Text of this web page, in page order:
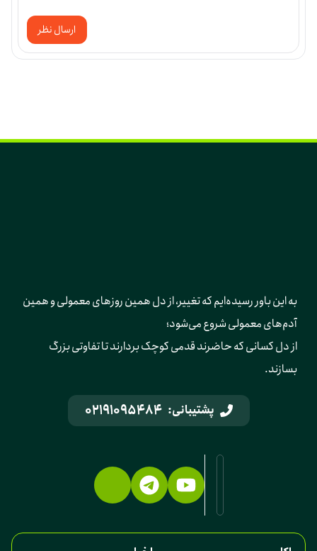
ارسال نظر
به این باور رسیده‌ایم که تغییر، از دل همین روزهای معمولی و همین
آدم‌های معمولی شروع می‌شود؛
از دل کسانی که حاضرند قدمی کوچک بردارند تا تفاوتی بزرگ
بسازند.
پشتیبانی: 02191095484